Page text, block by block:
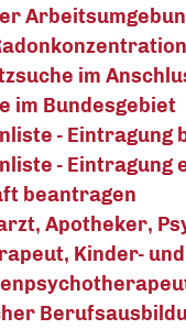
im
im Bundesgebiet
- Eintragung
- Eintragung
beantragen
Apotheker,
Kinder- und